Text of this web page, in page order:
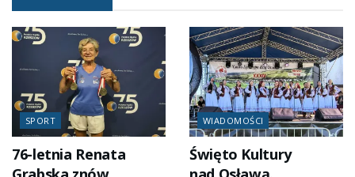
SPORT
76-letnia Renata
WIADOMOŚCI
Święto Kultury